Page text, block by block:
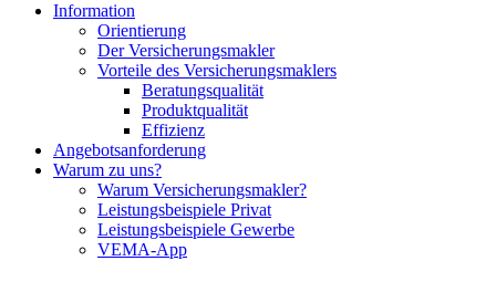
Information
Orientierung
Der Versicherungsmakler
Vorteile des Versicherungsmaklers
Beratungsqualität
Produktqualität
Effizienz
Angebotsanforderung
Warum zu uns?
Warum Versicherungsmakler?
Leistungsbeispiele Privat
Leistungsbeispiele Gewerbe
VEMA-App